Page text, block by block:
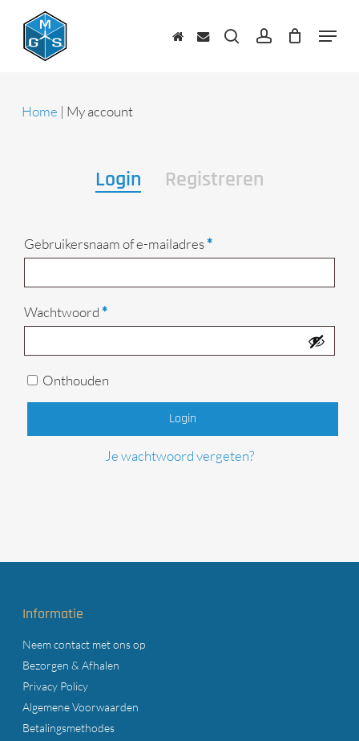
content
zoekenaccount Menu
Home | My account
Login Registreren
Gebruikersnaam of e-mailadres*Vereist
Wachtwoord *Vereist
Onthouden
Login
Je wachtwoord vergeten?
Informatie
Neem contact met ons op
Bezorgen & Afhalen
Privacy Policy
Algemene Voorwaarden
Betalingsmethodes